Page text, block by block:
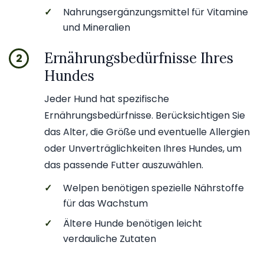
✓
Nahrungsergänzungsmittel für Vitamine
und Mineralien
2
Ernährungsbedürfnisse Ihres
Hundes
Jeder Hund hat spezifische
Ernährungsbedürfnisse. Berücksichtigen Sie
das Alter, die Größe und eventuelle Allergien
oder Unverträglichkeiten Ihres Hundes, um
das passende Futter auszuwählen.
✓
Welpen benötigen spezielle Nährstoffe
für das Wachstum
✓
Ältere Hunde benötigen leicht
verdauliche Zutaten